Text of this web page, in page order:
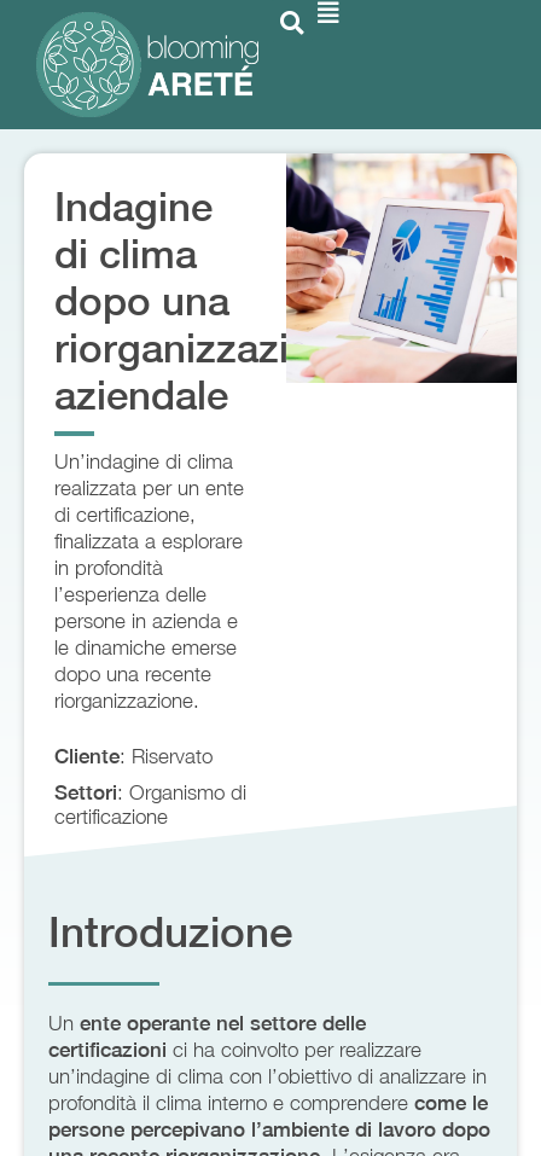
Indagine
di clima
dopo una
riorganizzazione
aziendale
Un’indagine di clima
realizzata per un ente
di certificazione,
finalizzata a esplorare
in profondità
l’esperienza delle
persone in azienda e
le dinamiche emerse
dopo una recente
riorganizzazione.
Cliente: Riservato
Settori: Organismo di
certificazione
Introduzione
Un ente operante nel settore delle
certificazioni ci ha coinvolto per realizzare
un’indagine di clima con l’obiettivo di analizzare in
profondità il clima interno e comprendere come le
persone percepivano l’ambiente di lavoro dopo